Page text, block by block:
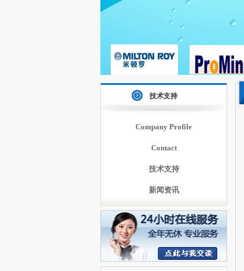
技术支持
Company Profile
Contact
技术支持
新闻资讯